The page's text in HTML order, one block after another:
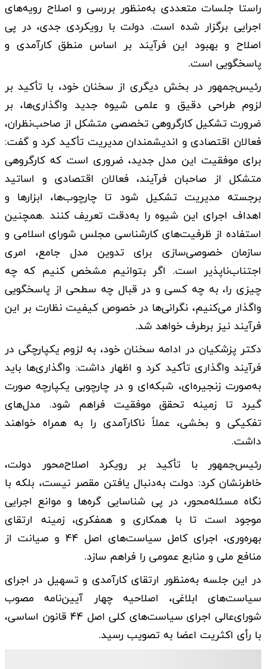
راستا جلسات متعددی به‌منظور بررسی و اصلاح رویه‌های
اجرایی برگزار شده است. دولت با رویکردی جدی، در پی
اصلاح و بهبود این فرآیند بر اساس منطق کارآمدی و
پاسخگویی است.
رئیس‌جمهور در بخش دیگری از سخنان خود، با تأکید بر
لزوم طراحی دقیق و علمی شیوه جدید واگذاری‌ها، بر
ضرورت تشکیل کارگروهی تخصصی متشکل از صاحب‌نظران،
فعالان اقتصادی و اندیشمندان مدیریت تأکید کرد و گفت:
برای موفقیت این مدل جدید، ضروری است که کارگروهی
متشکل از صاحبان فرآیند، فعالان اقتصادی و اساتید
برجسته مدیریت تشکیل شود تا چارچوب‌ها، ابزارها و
اهداف اجرای این شیوه را به‌دقت تعریف کنند .همچنین
استفاده از ظرفیت‌های کارشناسی مجلس شورای اسلامی و
سازمان خصوصی‌سازی برای تدوین مدل جامع، امری
اجتناب‌ناپذیر است. اگر بتوانیم مشخص کنیم که چه
چیزی را، به چه کسی و در قبال چه سطحی از پاسخگویی
واگذار می‌کنیم، نگرانی‌ها در خصوص کیفیت نظارت بر این
فرآیند نیز برطرف خواهد شد.
دکتر پزشکیان در ادامه سخنان خود، به لزوم یکپارچگی در
فرآیند واگذاری تأکید کرد و اظهار داشت: واگذاری‌ها باید
به‌صورت زنجیره‌ای، شبکه‌ای و در چارچوبی یکپارچه صورت
گیرد تا زمینه تحقق موفقیت فراهم شود. مدل‌های
تفکیکی و بخشی، عملاً ناکارآمدی را به همراه خواهند
داشت.
رئیس‌جمهور با تأکید بر رویکرد اصلاح‌محور دولت،
خاطرنشان کرد: دولت به‌دنبال یافتن مقصر نیست، بلکه با
نگاه مسئله‌محور، در پی شناسایی گره‌ها و موانع اجرایی
موجود است تا با همکاری و همفکری، زمینه ارتقای
بهره‌وری، اجرای کامل سیاست‌های اصل 44 و صیانت از
منافع ملی و منابع عمومی را فراهم سازد.
در این جلسه به‌منظور ارتقای کارآمدی و تسهیل در اجرای
سیاست‌های ابلاغی، اصلاحیه چهار آیین‌نامه مصوب
شورای‌عالی اجرای سیاست‌های کلی اصل 44 قانون اساسی،
با رأی اکثریت اعضا به تصویب رسید.